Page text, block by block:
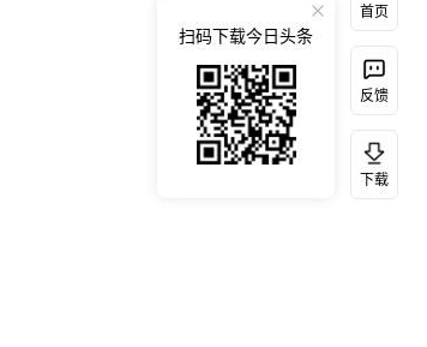
首页
反馈
下载
扫码下载今日头条